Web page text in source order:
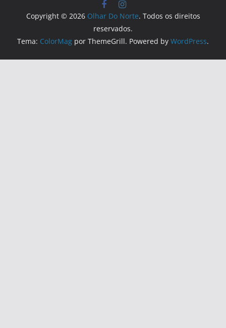
Copyright © 2026 Olhar Do Norte. Todos os direitos
reservados.
Tema: ColorMag por ThemeGrill. Powered by WordPress.